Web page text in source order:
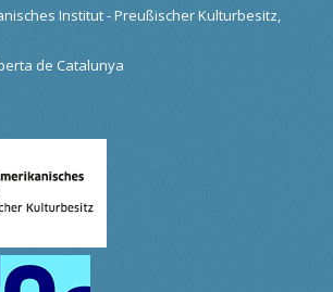
Institut - Preußischer Kulturbesitz,
de Catalunya